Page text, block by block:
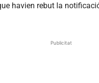
havien rebut la
Publicitat